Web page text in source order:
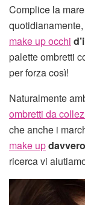
Complice la
make up occhi
palette ombretti
per forza così!
Naturalmente
ombretti da
che anche i
make up
ricerca vi